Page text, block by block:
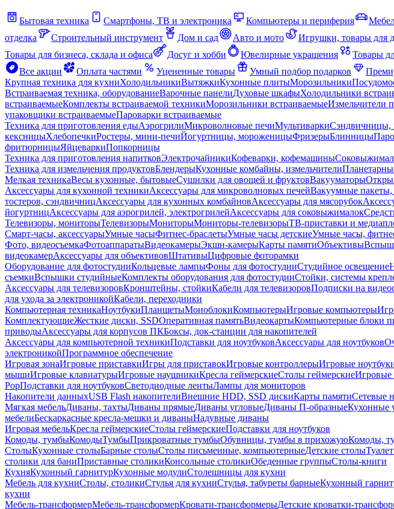
Бытовая техника Смартфоны, ТВ и электроника Компьютеры и периферия
отделка
Строительный инструмент Дом и сад Авто и мото Игрушки, товары для
Товары для бизнеса, склада и офиса
Досуг и хобби Ювелирные украшения Товары
Все акции
Оплата частями Уцененные товары Умный подбор подарков
Крупная техника для кухниХолодильникиВытяжкиКухонные плитыМорозильники
Встраиваемая техника, оборудованиеВарочные панелиДуховые шкафыХолодильники
встраиваемыеКомплекты встраиваемой техникиМорозильники встраиваемыеИзмельчители
упаковщики встраиваемыеПароварки встраиваемые
Техника для приготовления едыАэрогрилиМикроволновые печиМультиваркиСэндвичницы,
кексницыХлебопечкиРостеры, мини-печиЙогуртницы, мороженицыФризерыБлинницы
фритюрницыЯйцеваркиПопкорницы
Техника для приготовления напитковЭлектрочайникиКофеварки, кофемашины
Техника для измельчения продуктовБлендерыКухонные комбайны, измельчители
Мелкая техникаВесы кухонные, бытовыеСушилки для овощей и фруктовВакууматоры
Аксессуары для кухонной техникиАксессуары для микроволновых печейВакуумные пакеты,
тостеров, сэндвичницАксессуары для кухонных комбайновАксессуары для мясорубок
йогуртницАксессуары для аэрогрилей, электрогрилейАксессуары для соковыжималок
Телевизоры, мониторыТелевизорыМониторыМониторы-телевизорыТВ-приставки и
Смарт-часы, аксессуарыУмные часыФитнес-браслетыУмные часы детскиеУмные часы,
Фото, видеосъемкаФотоаппаратыВидеокамерыЭкшн-камерыКарты памятиОбъективы
видеокамерАксессуары для объективовШтативыЦифровые фоторамки
Оборудование для фотостудииКольцевые лампыФоны для фотостудииСтудийное освещение
съемкиВспышки студийныеКомплекты оборудования для фотостудииСтойки, системы
Аксессуары для телевизоровКронштейны, стойкиКабели для телевизоровПодписки на
для ухода за электроникойКабели, переходники
Компьютерная техникаНоутбукиПланшетыМоноблокиКомпьютерыИгровые компьютеры
КомплектующиеЖесткие диски, SSDОперативная памятьВидеокартыКомпьютерные блоки
приводыАксессуары для корпусов ПКБоксы, док-станции для накопителей
Аксессуары для компьютерной техникиПодставки для ноутбуковАксессуары для ноутбуков
электроникойПрограммное обеспечение
Игровая зонаИгровые приставкиИгры для приставокИгровые контроллерыИгровые
мышиИгровые клавиатурыИгровые наушникиКресла геймерскиеСтолы геймерские
PopПодставки для ноутбуковСветодиодные лентыЛампы для мониторов
Накопители данныхUSB Flash накопителиВнешние HDD, SSD дискиКарты памятиСетевые
Мягкая мебельДиваны, тахтыДиваны прямыеДиваны угловыеДиваны П-образныеКухонные
мебелиБескаркасные кресла-мешки и диваныНадувные диваны
Игровая мебельКресла геймерскиеСтолы геймерскиеПодставки для ноутбуков
Комоды, тумбыКомодыТумбыПрикроватные тумбыОбувницы, тумбы в прихожуюКомоды,
СтолыКухонные столыБарные столыСтолы письменные, компьютерныеДетские столы
столики для баниПриставные столикиКонсольные столикиОбеденные группыСтолы-книги
КухняКухонный гарнитурКухонные модулиСтолешницы для кухни
Мебель для кухниСтолы, столикиСтулья для кухниСтулья, табуреты барныеКухонный
кухни
Мебель-трансформерМебель-трансформерКровати-трансформерыДетские кроватки-